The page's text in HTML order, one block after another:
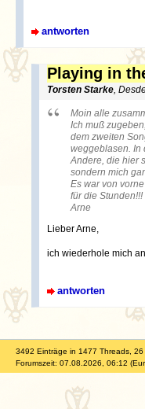
antworten
Playing in
Torsten Starke ,
Moin alle
Ich muß
dem zweiten
weggeblasen. In
Andere, die hier
sondern mich
Es war von
für die Stunden!!!
Arne
Lieber Arne,
ich wiederhole mich
antworten
3492 Einträge in 1477 Threads,
Forumszeit: 07.08.2026, 06:12